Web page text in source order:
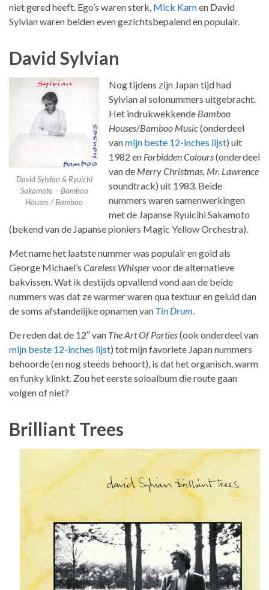
niet gered heeft. Ego’s waren sterk, Mick Karnen David
Sylvian waren beiden even gezichtsbepalend en populair.
David Sylvian
David Sylvian & Ryuichi
Sakamoto – Bamboo
Houses / Bamboo
Nog tijdens zijn Japan tijd had
Sylvian al solonummers uitgebracht.
Het indrukwekkende Bamboo
Houses/Bamboo Music(onderdeel
vanmijn beste 12-inches lijst) uit
1982 en Forbidden Colours(onderdeel
van de Merry Christmas, Mr. Lawrence
soundtrack) uit 1983. Beide
nummers waren samenwerkingen
met de Japanse Ryuicihi Sakamoto
(bekend van de Japanse pioniers Magic Yellow Orchestra).
Met name het laatste nummer was populair en gold als
George Michael’s Careless Whispervoor de alternatieve
bakvissen. Wat ik destijds opvallend vond aan de beide
nummers was dat ze warmer waren qua textuur en geluid dan
de soms afstandelijke opnamen van Tin Drum
De reden dat de 12″ van The Art Of Parties(ook onderdeel van
mijn beste 12-inches lijst) tot mijn favoriete Japan nummers
behoorde (en nog steeds behoort), is dat het organisch, warm
en funky klinkt. Zou het eerste soloalbum die route gaan
volgen of niet?
Brilliant Trees